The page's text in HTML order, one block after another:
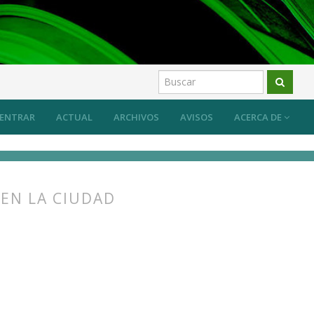
ACTUAL ARCHIVOS AVISOS ACERCA DE
ENTRAR
ecológica Artículos
LA CIUDAD